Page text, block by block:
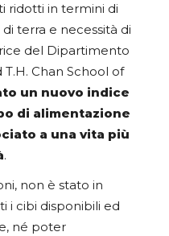
ridotti in termini di
terra e necessità di
del Dipartimento
Chan School of
un nuovo indice
di alimentazione
a una vita più
.
non è stato in
i cibi disponibili ed
né poter